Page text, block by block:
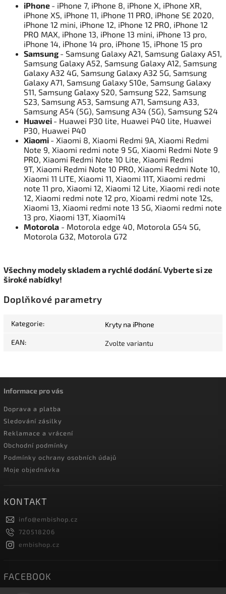
iPhone - iPhone 7, iPhone 8, iPhone X, iPhone XR,
iPhone XS, iPhone 11, iPhone 11 PRO, iPhone SE 2020,
iPhone 12 mini, iPhone 12, iPhone 12 PRO, iPhone 12
PRO MAX, iPhone 13, iPhone 13 mini, iPhone 13 pro,
iPhone 14, iPhone 14 pro, iPhone 15, iPhone 15 pro
Samsung - Samsung Galaxy A21, Samsung Galaxy A51,
Samsung Galaxy A52, Samsung Galaxy A12, Samsung
Galaxy A32 4G, Samsung Galaxy A32 5G, Samsung
Galaxy A71, Samsung Galaxy S10e, Samsung Galaxy
S11, Samsung Galaxy S20, Samsung S22, Samsung
S23, Samsung A53, Samsung A71, Samsung A33,
Samsung A54 (5G), Samsung A34 (5G), Samsung S24
Huawei - Huawei P30 lite, Huawei P40 lite, Huawei
P30, Huawei P40
Xiaomi - Xiaomi 8, Xiaomi Redmi 9A, Xiaomi Redmi
Note 9, Xiaomi redmi note 9 5G, Xiaomi Redmi Note 9
PRO, Xiaomi Redmi Note 10 Lite, Xiaomi Redmi
9T, Xiaomi Redmi Note 10 PRO, Xiaomi Redmi Note 10,
Xiaomi 11 LITE, Xiaomi 11, Xiaomi 11T, Xiaomi redmi
note 11 pro, Xiaomi 12, Xiaomi 12 Lite, Xiaomi redi note
12, Xiaomi redmi note 12 pro, Xioami redmi note 12s,
Xiaomi 13, Xiaomi redmi note 13 5G, Xiaomi redmi note
13 pro, Xiaomi 13T, Xiaomi14
Motorola - Motorola edge 40, Motorola G54 5G,
Motorola G32, Motorola G72
Všechny modely skladem a rychlé dodání. Vyberte si ze
široké nabídky!
Doplňkové parametry
Kategorie: Kryty na iPhone
EAN: Zvolte variantu
Informace pro vás
Doprava a platba
Sledování zásilky
Reklamace a vrácení
Obchodní podmínky
Podmínky ochrany osobních údajů
Moje objednávka
KONTAKT
info@embishop.cz
720518206
embishop.cz
FACEBOOK